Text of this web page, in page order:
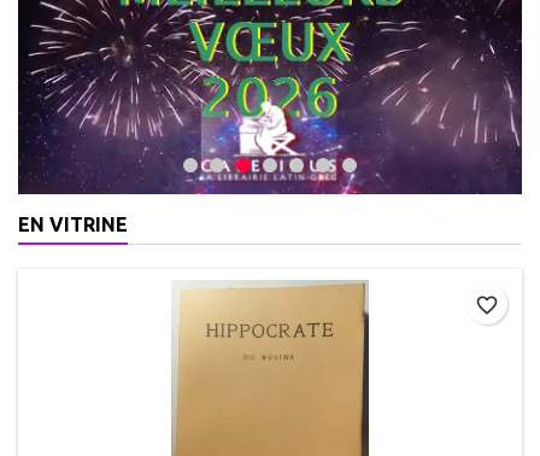
EN VITRINE
favorite_border